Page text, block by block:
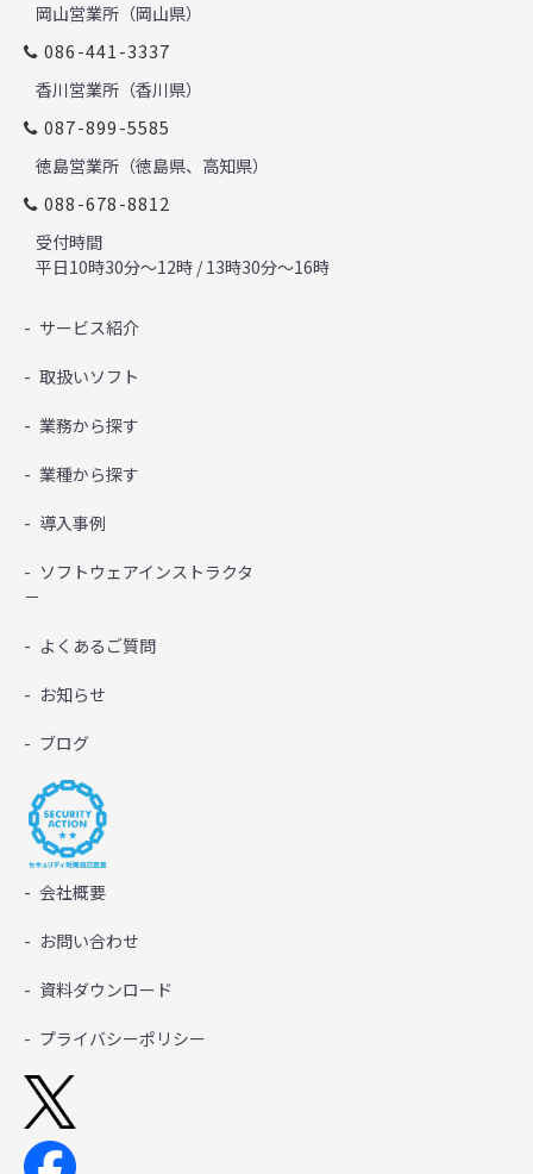
岡山営業所（岡山県）
086-441-3337
香川営業所（香川県）
087-899-5585
徳島営業所（徳島県、高知県）
088-678-8812
受付時間
平日10時30分～12時 / 13時30分～16時
サービス紹介
取扱いソフト
業務から探す
業種から探す
導入事例
ソフトウェアインストラクタ
－
よくあるご質問
お知らせ
ブログ
会社概要
お問い合わせ
資料ダウンロード
プライバシーポリシー